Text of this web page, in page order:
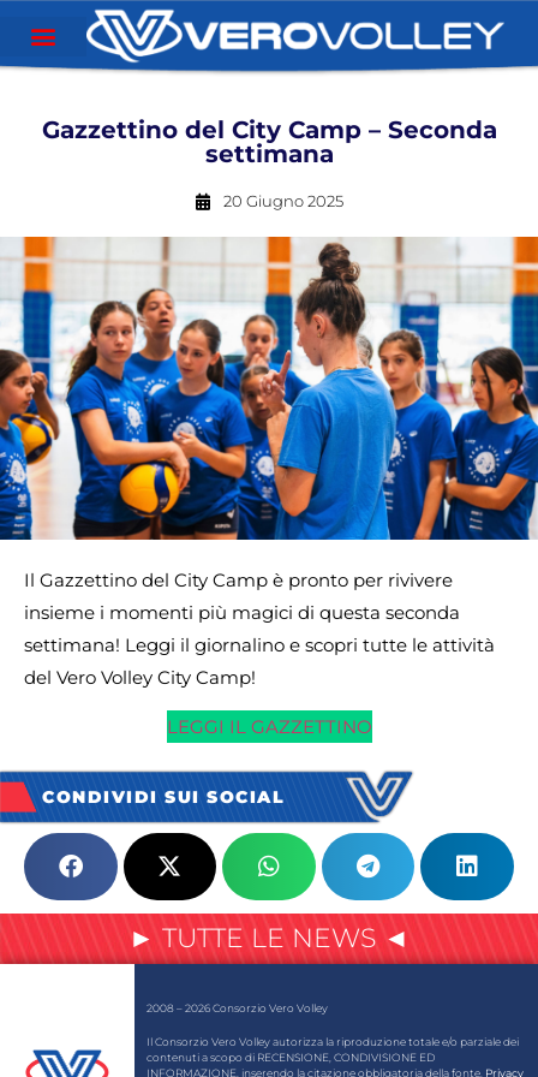
Gazzettino del City Camp – Seconda
settimana
20 Giugno 2025
Il Gazzettino del City Camp è pronto per rivivere
insieme i momenti più magici di questa seconda
settimana! Leggi il giornalino e scopri tutte le attività
del Vero Volley City Camp!
LEGGI IL GAZZETTINO
CONDIVIDI SUI SOCIAL
► TUTTE LE NEWS ◄
2008 – 2026 Consorzio Vero Volley
Il Consorzio Vero Volley autorizza la riproduzione totale e/o parziale dei
contenuti a scopo di RECENSIONE, CONDIVISIONE ED
INFORMAZIONE, inserendo la citazione obbligatoria della fonte. Privacy